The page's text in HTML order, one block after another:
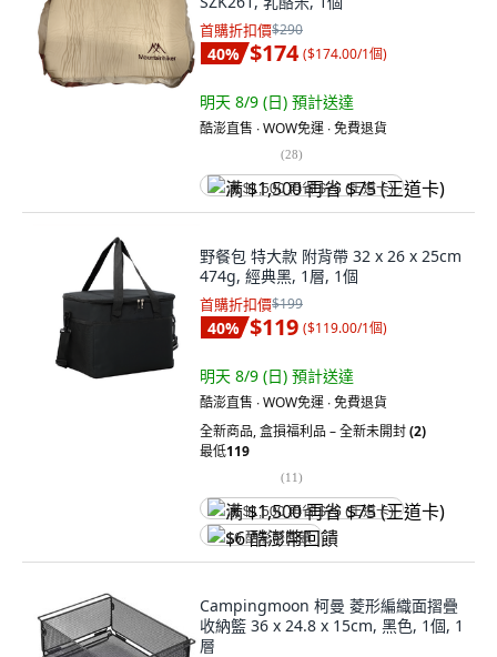
首購折扣價$290
40% $174 ($174.00/1個)
明天 8/9 (日) 預計送達
酷澎直售 ∙ WOW免運 ∙ 免費退貨
(28)
满 $1,500 再省 $75 (王道卡)
野餐包 特大款 附背帶 32 x 26 x 25cm
474g, 經典黑, 1層, 1個
首購折扣價$199
40% $119 ($119.00/1個)
明天 8/9 (日) 預計送達
酷澎直售 ∙ WOW免運 ∙ 免費退貨
全新商品,盒損福利品 – 全新未開封(2)
最低119
(11)
满 $1,500 再省 $75 (王道卡)
$6 酷澎幣回饋
Campingmoon 柯曼 菱形編織面摺疊
收納籃 36 x 24.8 x 15cm, 黑色, 1個, 1
層